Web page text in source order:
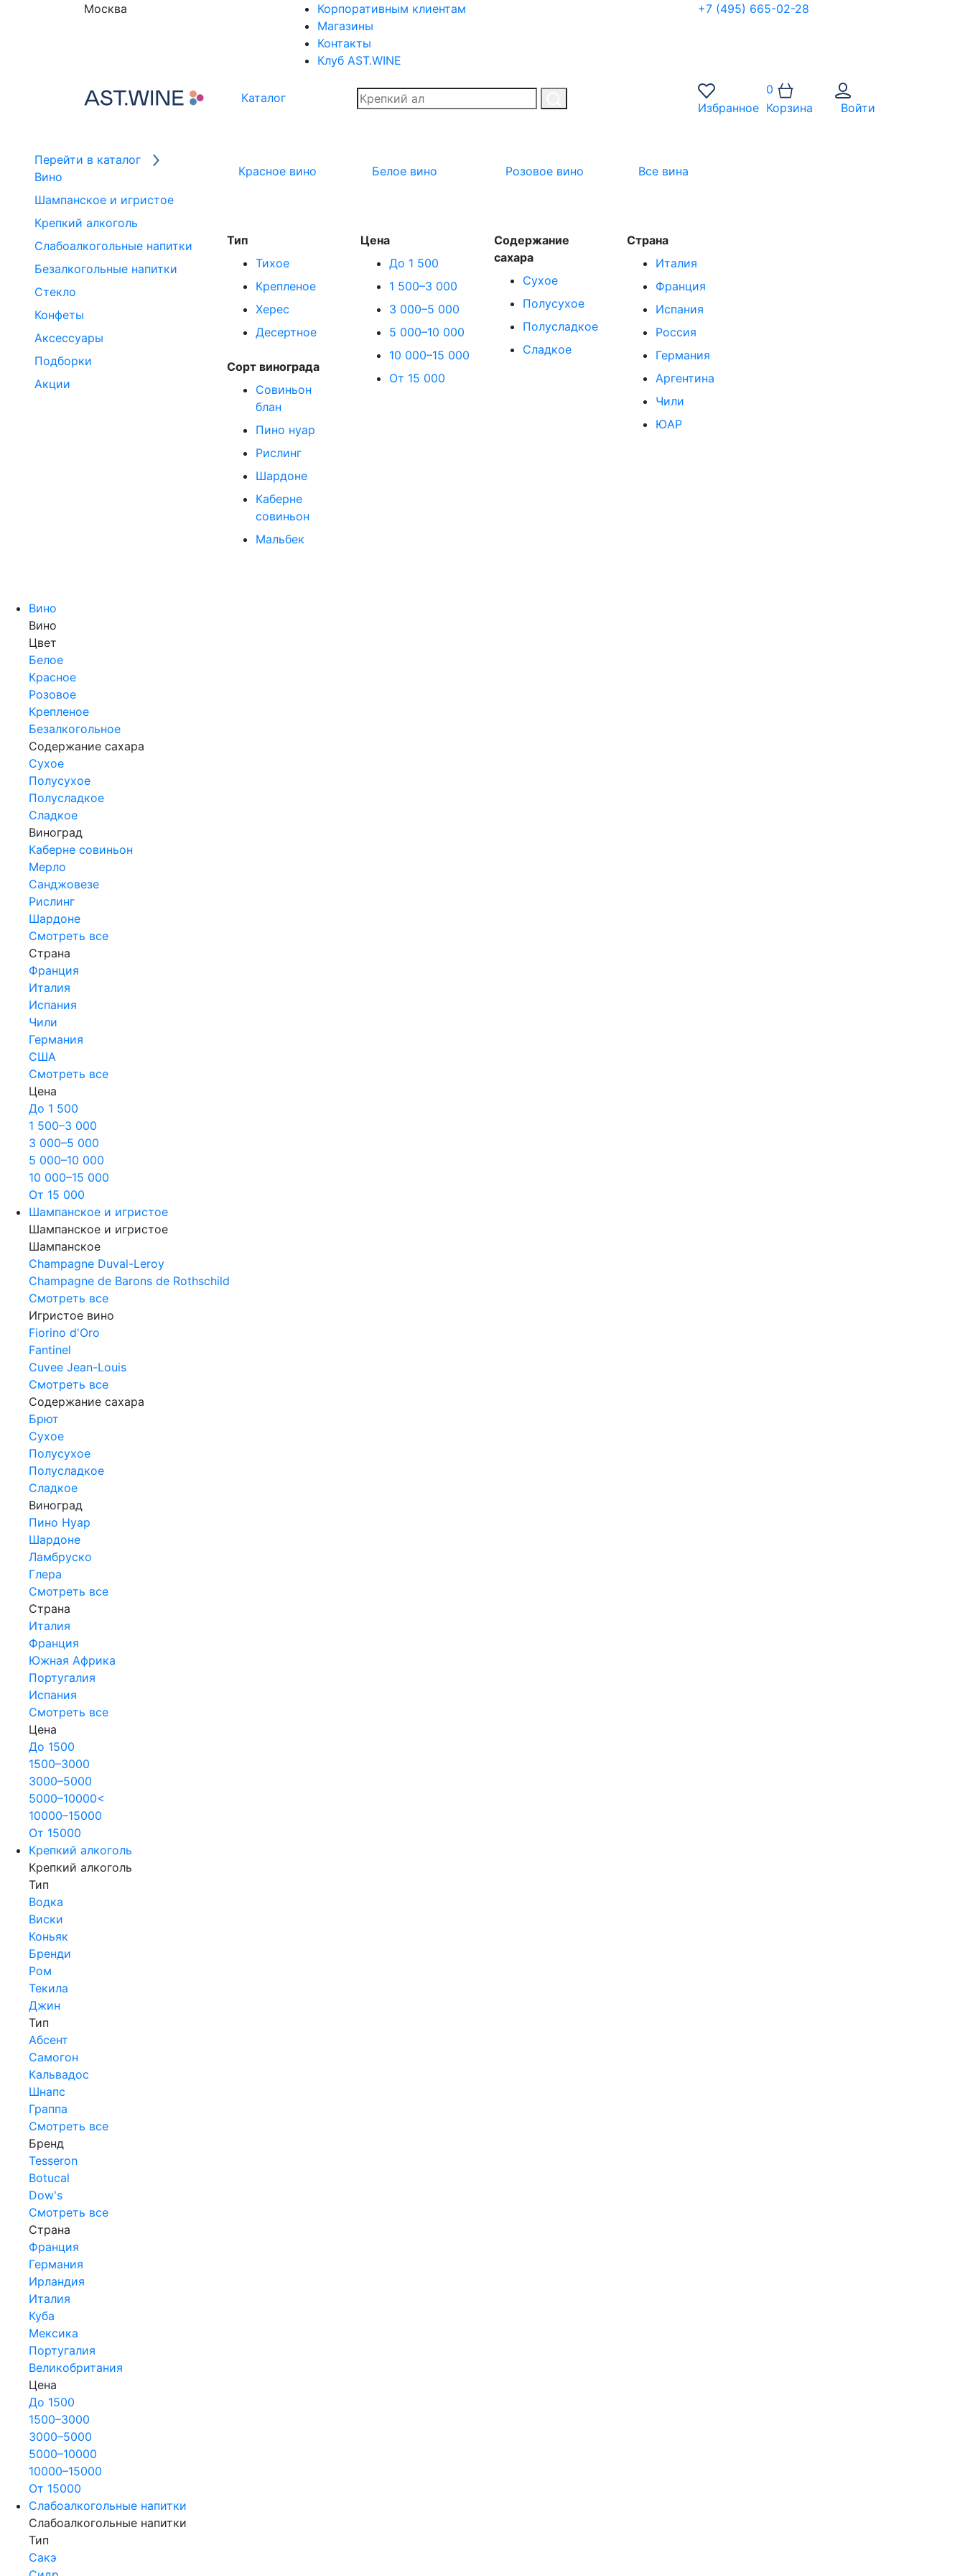
Москва
Корпоративным клиентам
Магазины
Контакты
Клуб AST.WINE
+7 (495) 665-02-28
Каталог
Избранное
0
Корзина
Войти
Перейти в каталог
Вино
Шампанское и игристое
Крепкий алкоголь
Слабоалкогольные напитки
Безалкогольные напитки
Стекло
Конфеты
Аксессуары
Подборки
Акции
Красное вино Белое вино Розовое вино Все вина
Тип
Тихое
Крепленое
Херес
Десертное
Сорт винограда
Совиньон
блан
Пино нуар
Рислинг
Шардоне
Каберне
совиньон
Мальбек
Цена
До 1 500
1 500–3 000
3 000–5 000
5 000–10 000
10 000–15 000
От 15 000
Содержание
сахара
Сухое
Полусухое
Полусладкое
Сладкое
Страна
Италия
Франция
Испания
Россия
Германия
Аргентина
Чили
ЮАР
Вино
Вино
Цвет
Белое
Красное
Розовое
Крепленое
Безалкогольное
Содержание сахара
Сухое
Полусухое
Полусладкое
Сладкое
Виноград
Каберне совиньон
Мерло
Санджовезе
Рислинг
Шардоне
Смотреть все
Страна
Франция
Италия
Испания
Чили
Германия
США
Смотреть все
Цена
До 1 500
1 500–3 000
3 000–5 000
5 000–10 000
10 000–15 000
От 15 000
Шампанское и игристое
Шампанское и игристое
Шампанское
Champagne Duval-Leroy
Champagne de Barons de Rothschild
Смотреть все
Игристое вино
Fiorino d'Oro
Fantinel
Cuvee Jean-Louis
Смотреть все
Содержание сахара
Брют
Сухое
Полусухое
Полусладкое
Сладкое
Виноград
Пино Нуар
Шардоне
Ламбруско
Глера
Смотреть все
Страна
Италия
Франция
Южная Африка
Португалия
Испания
Смотреть все
Цена
До 1500
1500–3000
3000–5000
5000–10000<
10000–15000
От 15000
Крепкий алкоголь
Крепкий алкоголь
Тип
Водка
Виски
Коньяк
Бренди
Ром
Текила
Джин
Тип
Абсент
Самогон
Кальвадос
Шнапс
Граппа
Смотреть все
Бренд
Tesseron
Botucal
Dow's
Смотреть все
Страна
Франция
Германия
Ирландия
Италия
Куба
Мексика
Португалия
Великобритания
Цена
До 1500
1500–3000
3000–5000
5000–10000
10000–15000
От 15000
Слабоалкогольные напитки
Слабоалкогольные напитки
Тип
Сакэ